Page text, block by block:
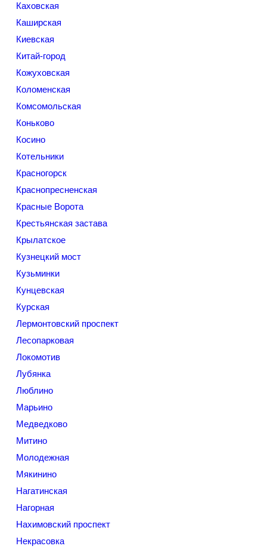
Каховская
Каширская
Киевская
Китай-город
Кожуховская
Коломенская
Комсомольская
Коньково
Косино
Котельники
Красногорск
Краснопресненская
Красные Ворота
Крестьянская застава
Крылатское
Кузнецкий мост
Кузьминки
Кунцевская
Курская
Лермонтовский проспект
Лесопарковая
Локомотив
Лубянка
Люблино
Марьино
Медведково
Митино
Молодежная
Мякинино
Нагатинская
Нагорная
Нахимовский проспект
Некрасовка